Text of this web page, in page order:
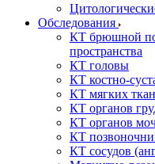
Обследования
КТ брюшной
пространства
КТ головы
КТ костно-
КТ мягких
КТ органов
КТ органов
КТ
КТ сосудов